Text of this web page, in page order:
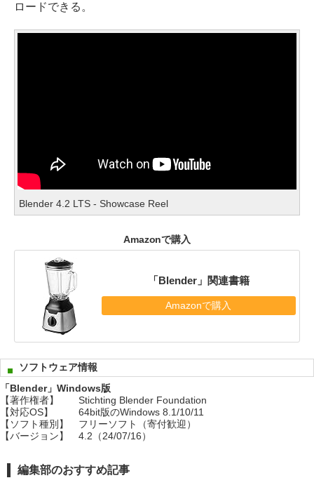
ロードできる。
Blender 4.2 LTS - Showcase Reel
Amazonで購入
「Blender」関連書籍
Amazonで購入
ソフトウェア情報
「Blender」Windows版
【著作権者】
Stichting Blender Foundation
【対応OS】
64bit版のWindows 8.1/10/11
【ソフト種別】
フリーソフト（寄付歓迎）
【バージョン】
4.2（24/07/16）
編集部のおすすめ記事